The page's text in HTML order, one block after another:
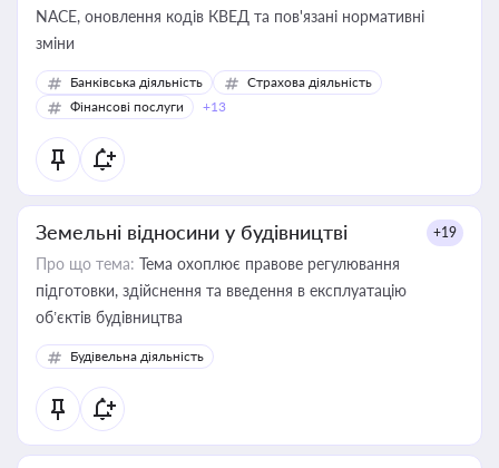
NACE, оновлення кодів КВЕД та пов'язані нормативні
зміни
Банківська діяльність
Страхова діяльність
Фінансові послуги
+13
Земельні відносини у будівництві +19
Про що тема: Тема охоплює правове регулювання
підготовки, здійснення та введення в експлуатацію
об’єктів будівництва
Будівельна діяльність